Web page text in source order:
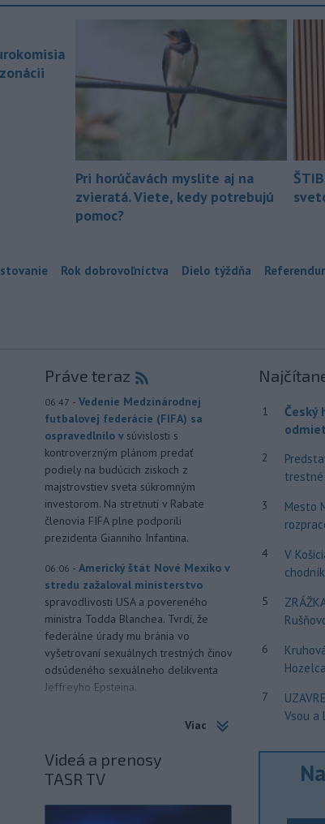
Pri horúčavách myslite aj na
zvieratá. Viete, kedy potrebujú
pomoc?
Rok dobrovoľníctva Dielo týždňa
Práve teraz
06:47 - Vedenie Medzinárodnej
futbalovej federácie (FIFA) sa
ospravedlnilo v súvislosti s
kontroverzným plánom predať
podiely na budúcich ziskoch z
majstrovstiev sveta súkromným
investorom. Na stretnutí v Rabate
členovia FIFA plne podporili
prezidenta Gianniho Infantina.
06:06 - Americký štát Nové Mexiko v
stredu zažaloval ministerstvo
spravodlivosti USA a povereného
ministra Todda Blanchea. Tvrdí, že
federálne úrady mu bránia vo
vyšetrovaní sexuálnych trestných činov
odsúdeného sexuálneho delikventa
Jeffreyho Epsteina.
ministerstva životného prostredia
Filip Kuffa tvrdí,
komisia (EK) dala za pravdu v
súvislosti s vládnou pripomienkou k
zonáciám národných parkov (NP) a
Viac
Videá a prenosy
TASR TV
1
Český
2
trestné
3
Mesto
4
V
5
6
7
Vsou a